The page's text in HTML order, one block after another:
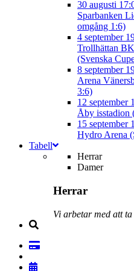
30 augusti
Sparbanken
omgång 1:6)
4 september
Trollhättan BK
(Svenska
8 september
Arena
3:6)
12 september
Åby isstadion
15 september
Hydro Arena
Tabell
Herrar
Damer
Herrar
Vi arbetar med att